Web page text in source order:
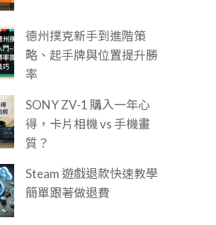
德州撲克新手到進階策
略、起手牌與位置提升勝
率
SONY ZV-1 購入一年心
得，卡片相機 vs 手機畫
質？
Steam 遊戲退款快速教學
簡單跟著做退費